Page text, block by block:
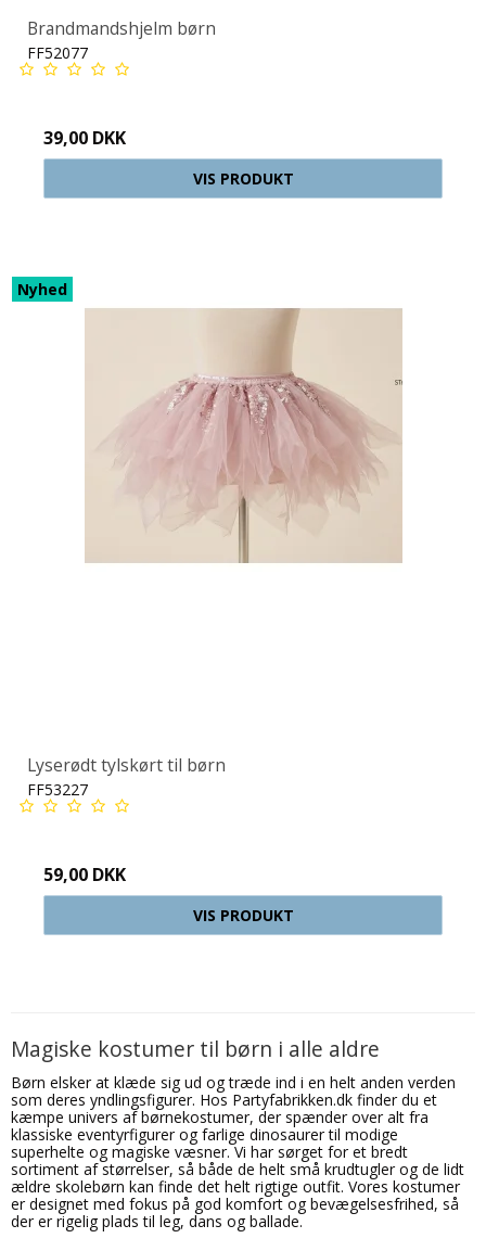
Brandmandshjelm børn
FF52077
39,00 DKK
VIS PRODUKT
Nyhed
Lyserødt tylskørt til børn
FF53227
59,00 DKK
VIS PRODUKT
Magiske kostumer til børn i alle aldre
Børn elsker at klæde sig ud og træde ind i en helt anden verden
som deres yndlingsfigurer. Hos Partyfabrikken.dk finder du et
kæmpe univers af børnekostumer, der spænder over alt fra
klassiske eventyrfigurer og farlige dinosaurer til modige
superhelte og magiske væsner. Vi har sørget for et bredt
sortiment af størrelser, så både de helt små krudtugler og de lidt
ældre skolebørn kan finde det helt rigtige outfit. Vores kostumer
er designet med fokus på god komfort og bevægelsesfrihed, så
der er rigelig plads til leg, dans og ballade.